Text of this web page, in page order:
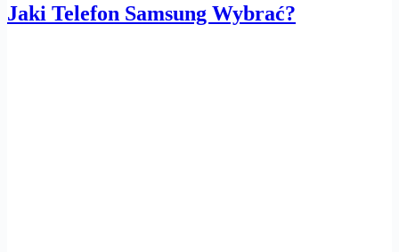
Jaki Telefon Samsung Wybrać?